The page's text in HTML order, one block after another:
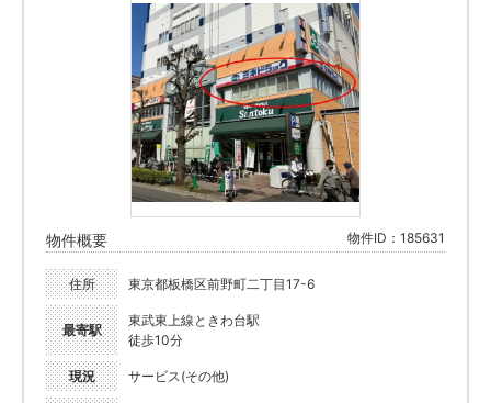
物件概要 物件ID：185631
住所 東京都板橋区前野町二丁目17-6
最寄駅
東武東上線ときわ台駅
徒歩10分
現況 サービス(その他)